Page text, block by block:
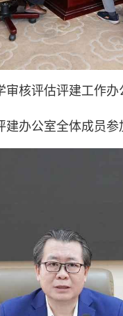
核评估评建工作
办公室全体成员参